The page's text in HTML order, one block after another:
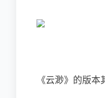
《云渺》的版